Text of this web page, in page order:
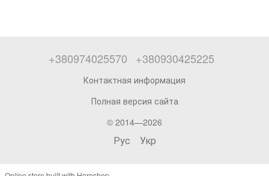
+380974025570 +380930425225
Контактная информация
Полная версия сайта
© 2014—2026
Рус Укр